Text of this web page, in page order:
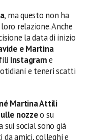
, ma questo non ha
relazione. Anche
la data di inizio
e Martina
Instagrame
e teneri scatti
Martina Attili
nozzeo su
sui social sono già
amici, colleghi e